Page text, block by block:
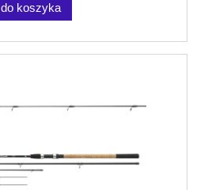
do koszyka